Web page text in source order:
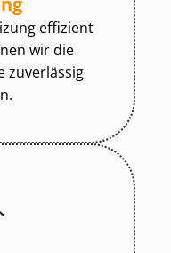
effizient
wir die
zuverlässig